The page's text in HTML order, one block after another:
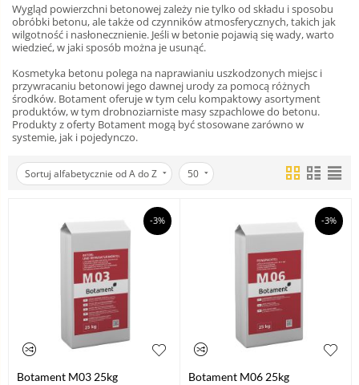
Wygląd powierzchni betonowej zależy nie tylko od składu i sposobu
obróbki betonu, ale także od czynników atmosferycznych, takich jak
wilgotność i nasłonecznienie. Jeśli w betonie pojawią się wady, warto
wiedzieć, w jaki sposób można je usunąć.
Kosmetyka betonu polega na naprawianiu uszkodzonych miejsc i
przywracaniu betonowi jego dawnej urody za pomocą różnych
środków. Botament oferuje w tym celu kompaktowy asortyment
produktów, w tym drobnoziarniste masy szpachlowe do betonu.
Produkty z oferty Botament mogą być stosowane zarówno w
systemie, jak i pojedynczo.
Sortuj alfabetycznie od A do Z 50
-3%
Botament M03 25kg
-3%
Botament M06 25kg